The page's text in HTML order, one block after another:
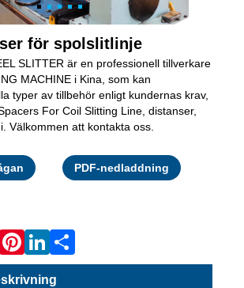
för spolslitlinje
SLITTER är en professionell tillverkare
MACHINE i Kina, som kan
typer av tillbehör enligt kundernas krav,
For Coil Slitting Line, distanser,
Välkommen att kontakta oss.
PDF-nedladdning